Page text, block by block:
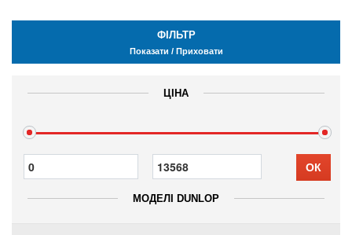
ФІЛЬТР
Показати / Приховати
ЦІНА
ОК
МОДЕЛІ DUNLOP